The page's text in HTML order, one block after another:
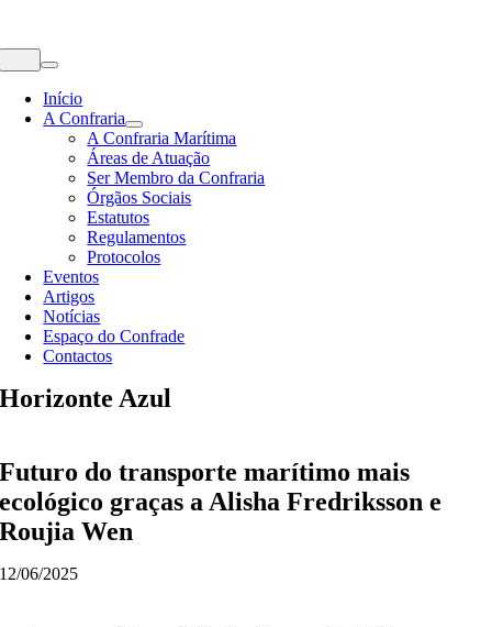
content
Toggle
Navigation
Início
A Confraria
A Confraria Marítima
Áreas de Atuação
Ser Membro da Confraria
Órgãos Sociais
Estatutos
Regulamentos
Protocolos
Eventos
Artigos
Notícias
Espaço do Confrade
Contactos
Horizonte Azul
Futuro do transporte marítimo mais
ecológico graças a Alisha Fredriksson e
Roujia Wen
12/06/2025